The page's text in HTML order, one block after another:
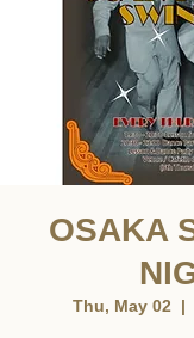
OSAKA
Thu, May 02
  |